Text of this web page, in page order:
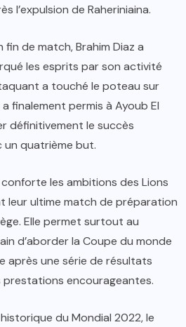
l’expulsion de Raheriniaina.
fin de match, Brahim Diaz a
les esprits par son activité
a touché le poteau sur
finalement permis à Ayoub El
définitivement le succès
un quatrième but.
les ambitions des Lions
leur ultime match de préparation
Elle permet surtout au
d’aborder la Coupe du monde
après une série de résultats
encourageantes.
du Mondial 2022, le